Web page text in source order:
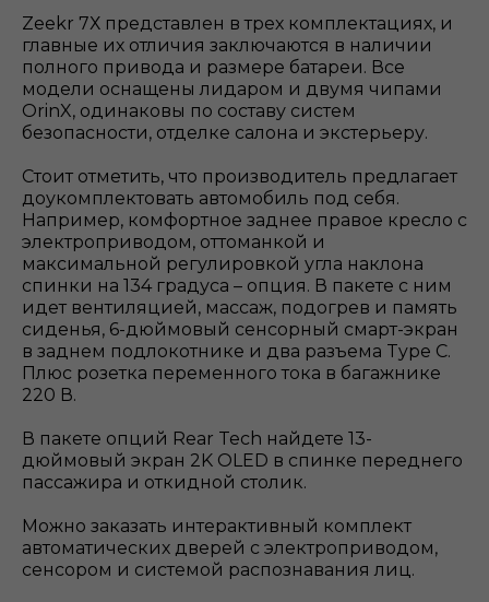
Zeekr 7Х представлен в трех комплектациях, и
главные их отличия заключаются в наличии
полного привода и размере батареи. Все
модели оснащены лидаром и двумя чипами
OrinX, одинаковы по составу систем
безопасности, отделке салона и экстерьеру.
Стоит отметить, что производитель предлагает
доукомплектовать автомобиль под себя.
Например, комфортное заднее правое кресло с
электроприводом, оттоманкой и
максимальной регулировкой угла наклона
спинки на 134 градуса – опция. В пакете с ним
идет вентиляцией, массаж, подогрев и память
сиденья, 6-дюймовый сенсорный смарт-экран
в заднем подлокотнике и два разъема Type C.
Плюс розетка переменного тока в багажнике
220 В.
В пакете опций Rear Tech найдете 13-
дюймовый экран 2K OLED в спинке переднего
пассажира и откидной столик.
Можно заказать интерактивный комплект
автоматических дверей с электроприводом,
сенсором и системой распознавания лиц.